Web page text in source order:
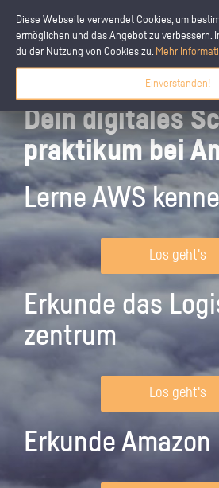
Diese Webseite verwendet Cookies, um
ermöglichen und das Angebot zu verbessern.
du der Nutzung von Cookies zu. Mehr
Einverstanden!
Dein digitales
praktikum bei
Lerne AWS
Los geht's
Erkunde das
zentrum
Los geht's
Erkunde